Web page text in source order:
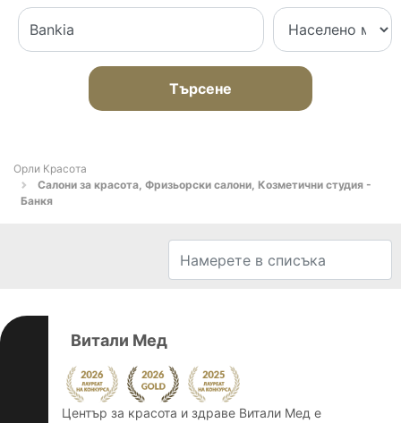
Търсене
Орли Красота
Салони за красота, Фризьорски салони, Козметични студия -
Банкя
Витали Мед
Център за красота и здраве Витали Мед е